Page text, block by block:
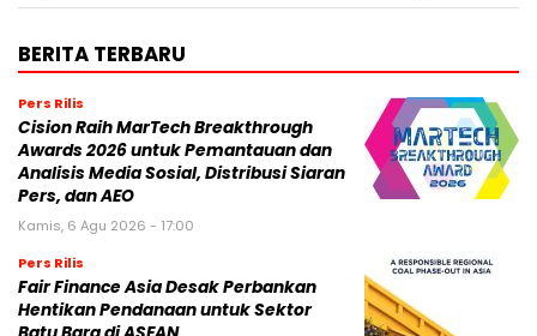
BERITA TERBARU
Pers Rilis
Cision Raih MarTech Breakthrough
Awards 2026 untuk Pemantauan dan
Analisis Media Sosial, Distribusi Siaran
Pers, dan AEO
Kamis, 6 Agu 2026 - 17:00
Pers Rilis
Fair Finance Asia Desak Perbankan
Hentikan Pendanaan untuk Sektor